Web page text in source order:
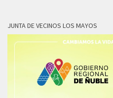
JUNTA DE VECINOS LOS MAYOS